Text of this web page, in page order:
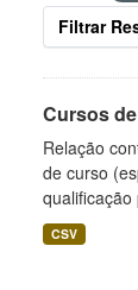
Filtrar
Cursos
Relação
de curso
CSV